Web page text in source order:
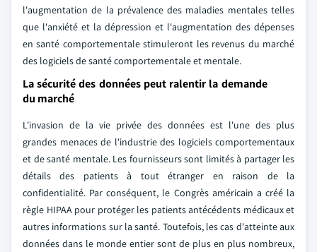
l'augmentation de la prévalence des maladies mentales telles
que l'anxiété et la dépression et l'augmentation des dépenses
en santé comportementale stimuleront les revenus du marché
des logiciels de santé comportementale et mentale.
La sécurité des données peut ralentir la demande
du marché
L'invasion de la vie privée des données est l'une des plus
grandes menaces de l'industrie des logiciels comportementaux
et de santé mentale. Les fournisseurs sont limités à partager les
détails des patients à tout étranger en raison de la
confidentialité. Par conséquent, le Congrès américain a créé la
règle HIPAA pour protéger les patients antécédents médicaux et
autres informations sur la santé. Toutefois, les cas d'atteinte aux
données dans le monde entier sont de plus en plus nombreux,